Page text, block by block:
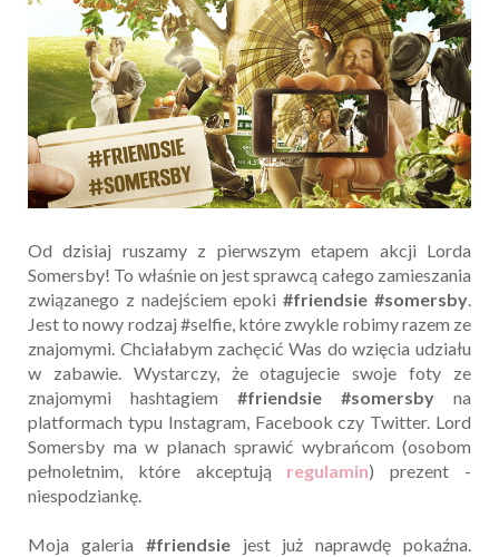
Od dzisiaj ruszamy z pierwszym etapem akcji Lorda
Somersby! To właśnie on jest sprawcą całego zamieszania
związanego z nadejściem epoki#friendsie #somersby.
Jest to nowy rodzaj #selfie, które zwykle robimy razem ze
znajomymi. Chciałabym zachęcić Was do wzięcia udziału
w zabawie. Wystarczy, że otagujecie swoje foty ze
znajomymi hashtagiem #friendsie #somersby na
platformach typu Instagram, Facebook czy Twitter. Lord
Somersby ma w planach sprawić wybrańcom (osobom
pełnoletnim, które akceptują regulamin) prezent -
niespodziankę.
Moja galeria #friendsiejest już naprawdę pokaźna.